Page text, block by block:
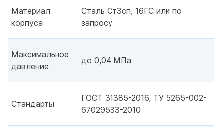
Материал
корпуса
Сталь Ст3сп, 16ГС или по
запросу
Максимальное
давление
до 0,04 МПа
Стандарты
ГОСТ 31385-2016, ТУ 5265-002-
67029533-2010